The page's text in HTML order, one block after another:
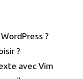
?
?
avec Vim